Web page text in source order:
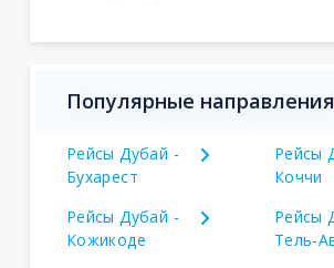
Популярные направления
Рейсы Дубай -
Бухарест
Рейсы
Коччи
Рейсы Дубай -
Кожикоде
Рейсы
Тель-